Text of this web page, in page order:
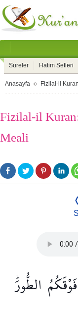
Sureler Hatim Setleri
Anasayfa Fizilal-il Kuran
Fizilal-il
Meali
فَوْقَكُمُ الطُّورَۜ